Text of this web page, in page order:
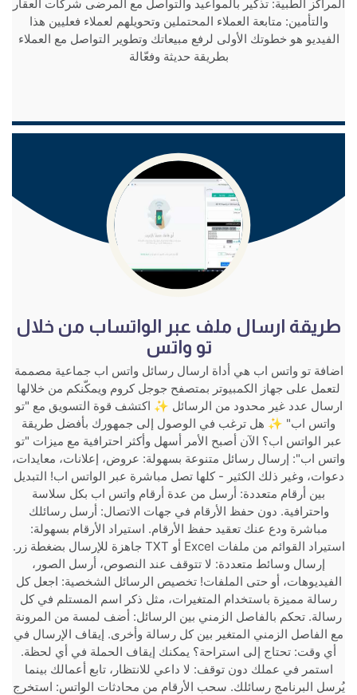
المراكز الطبية: تذكير بالمواعيد والتواصل مع المرضى شركات العقار
والتأمين: متابعة العملاء المحتملين وتحويلهم لعملاء فعليين هذا
الفيديو هو خطوتك الأولى لرفع مبيعاتك وتطوير التواصل مع العملاء
بطريقة حديثة وفعّالة
شاهد الفيديو
طريقة ارسال ملف عبر الواتساب من خلال
تو واتس
اضافة تو واتس اب هي أداة ارسال رسائل واتس اب جماعية مصممة
لتعمل على جهاز الكمبيوتر بمتصفح جوجل كروم ويمكّنكم من خلالها
ارسال عدد غير محدود من الرسائل ✨ اكتشف قوة التسويق مع "تو
واتس اب" ✨ هل ترغب في الوصول إلى جمهورك بأفضل طريقة
عبر الواتس اب؟ الآن أصبح الأمر أسهل وأكثر احترافية مع ميزات "تو
واتس اب": إرسال رسائل متنوعة بسهولة: عروض، إعلانات، معايدات،
دعوات، وغير ذلك الكثير - كلها تصل مباشرة عبر الواتس اب! التبديل
بين أرقام متعددة: أرسل من عدة أرقام واتس اب بكل سلاسة
واحترافية. دون حفظ الأرقام في جهات الاتصال: أرسل رسائلك
مباشرة ودع عنك تعقيد حفظ الأرقام. استيراد الأرقام بسهولة:
استيراد القوائم من ملفات Excel أو TXT جاهزة للإرسال بضغطة زر.
إرسال وسائط متعددة: لا تتوقف عند النصوص، أرسل الصور،
الفيديوهات، أو حتى الملفات! تخصيص الرسائل الشخصية: اجعل كل
رسالة مميزة باستخدام المتغيرات، مثل ذكر اسم المستلم في كل
رسالة. تحكم بالفاصل الزمني بين الرسائل: أضف لمسة من المرونة
مع الفاصل الزمني المتغير بين كل رسالة وأخرى. إيقاف الإرسال في
أي وقت: تحتاج إلى استراحة؟ يمكنك إيقاف الحملة في أي لحظة.
استمر في عملك دون توقف: لا داعي للانتظار، تابع أعمالك بينما
يُرسل البرنامج رسائلك. سحب الأرقام من محادثات الواتس: استخرج